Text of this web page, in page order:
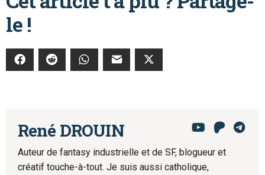
le !
René DROUIN
Auteur de fantasy industrielle et de SF, blogueur et
créatif touche-à-tout. Je suis aussi catholique,